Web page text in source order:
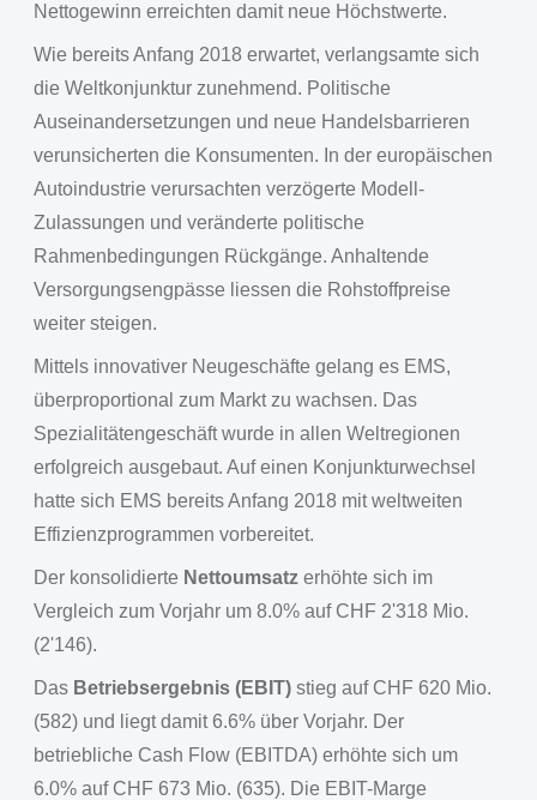
Nettogewinn erreichten damit neue Höchstwerte.
Wie bereits Anfang 2018 erwartet, verlangsamte sich
die Weltkonjunktur zunehmend. Politische
Auseinandersetzungen und neue Handelsbarrieren
verunsicherten die Konsumenten. In der europäischen
Autoindustrie verursachten verzögerte Modell-
Zulassungen und veränderte politische
Rahmenbedingungen Rückgänge. Anhaltende
Versorgungsengpässe liessen die Rohstoffpreise
weiter steigen.
Mittels innovativer Neugeschäfte gelang es EMS,
überproportional zum Markt zu wachsen. Das
Spezialitätengeschäft wurde in allen Weltregionen
erfolgreich ausgebaut. Auf einen Konjunkturwechsel
hatte sich EMS bereits Anfang 2018 mit weltweiten
Effizienzprogrammen vorbereitet.
Der konsolidierte Nettoumsatz erhöhte sich im
Vergleich zum Vorjahr um 8.0% auf CHF 2'318 Mio.
(2'146).
Das Betriebsergebnis (EBIT) stieg auf CHF 620 Mio.
(582) und liegt damit 6.6% über Vorjahr. Der
betriebliche Cash Flow (EBITDA) erhöhte sich um
6.0% auf CHF 673 Mio. (635). Die EBIT-Marge